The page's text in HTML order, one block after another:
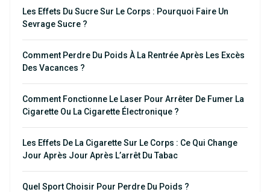
Les Effets Du Sucre Sur Le Corps : Pourquoi Faire Un
Sevrage Sucre ?
Comment Perdre Du Poids À La Rentrée Après Les Excès
Des Vacances ?
Comment Fonctionne Le Laser Pour Arrêter De Fumer La
Cigarette Ou La Cigarette Électronique ?
Les Effets De La Cigarette Sur Le Corps : Ce Qui Change
Jour Après Jour Après L’arrêt Du Tabac
Quel Sport Choisir Pour Perdre Du Poids ?